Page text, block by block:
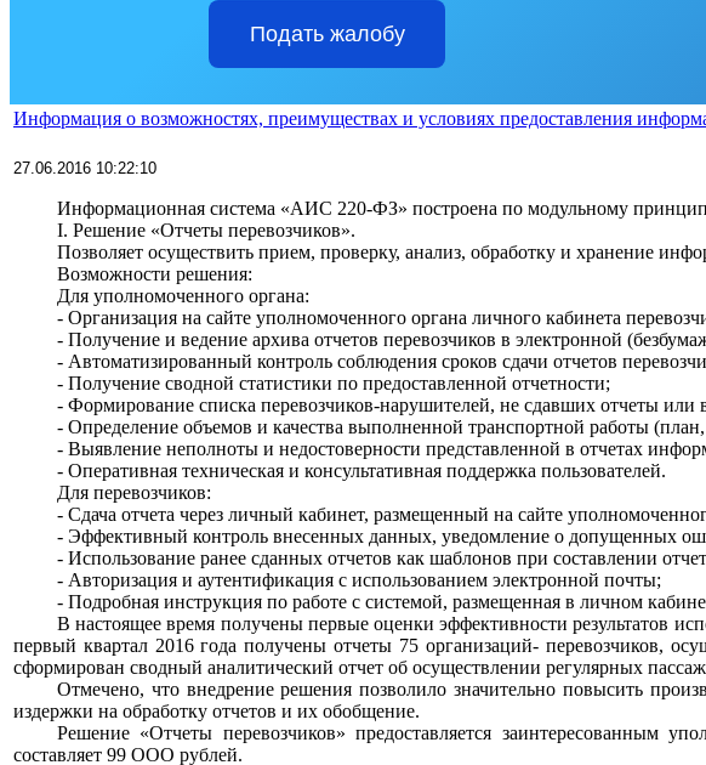
Подать жалобу
Информация о возможностях, преимуществах и условиях предоставления
27.06.2016 10:22:10
Информационная система «АИС 220-ФЗ» построена по модульному
I. Решение «Отчеты перевозчиков».
Позволяет осуществить прием, проверку, анализ, обработку и хранение
Возможности решения:
Для уполномоченного органа:
- Организация на сайте уполномоченного органа личного кабинета
- Получение и ведение архива отчетов перевозчиков в электронной
- Автоматизированный контроль соблюдения сроков сдачи отчетов
- Получение сводной статистики по предоставленной отчетности;
- Формирование списка перевозчиков-нарушителей, не сдавших отчеты или
- Определение объемов и качества выполненной транспортной работы
- Выявление неполноты и недостоверности представленной в отчетах
- Оперативная техническая и консультативная поддержка пользователей.
Для перевозчиков:
- Сдача отчета через личный кабинет, размещенный на сайте
- Эффективный контроль внесенных данных, уведомление о допущенных
- Использование ранее сданных отчетов как шаблонов при составлении
- Авторизация и аутентификация с использованием электронной почты;
- Подробная инструкция по работе с системой, размещенная в личном
В настоящее время получены первые оценки эффективности результатов
первый квартал 2016 года получены отчеты 75 организаций- перевозчиков,
сформирован сводный аналитический отчет об осуществлении регулярных
Отмечено, что внедрение решения позволило значительно повысить
издержки на обработку отчетов и их обобщение.
Решение «Отчеты перевозчиков» предоставляется заинтересованным
составляет 99 ООО рублей.